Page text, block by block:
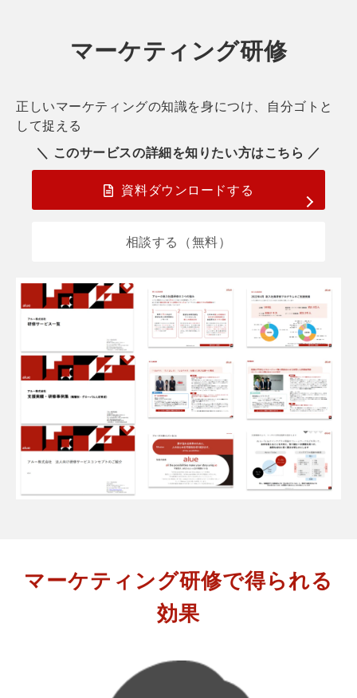
マーケティング研修
正しいマーケティングの知識を身につけ、自分ゴトと
して捉える
＼ このサービスの詳細を知りたい方はこちら ／
資料ダウンロードする
相談する（無料）
マーケティング研修で得られる
効果